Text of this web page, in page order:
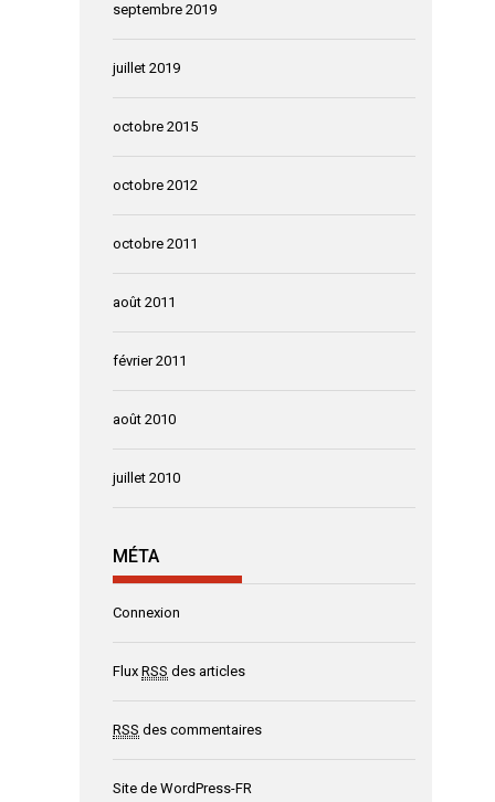
septembre 2019
juillet 2019
octobre 2015
octobre 2012
octobre 2011
août 2011
février 2011
août 2010
juillet 2010
MÉTA
Connexion
Flux RSS des articles
RSS des commentaires
Site de WordPress-FR